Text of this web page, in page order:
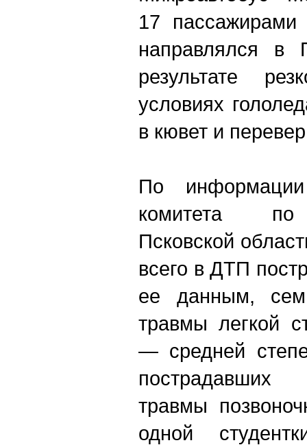
17 пассажирами
направлялся в
результате
условиях
в кювет и
По
комитета по
Псковской
всего в ДТП
ее данным,
травмы легкой
— средней
травмы
одной